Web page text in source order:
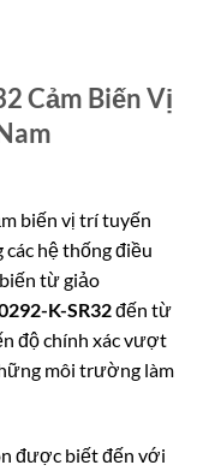
Cảm Biến Vị
biến vị trí tuyến
hệ thống điều
từ giảo
K-SR32đến từ
độ chính xác vượt
môi trường làm
được biết đến với